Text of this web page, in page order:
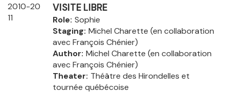
2010-20
11
VISITE LIBRE
Role Sophie
Staging Michel Charette (en collaboration
avec François Chénier)
Author Michel Charette (en collaboration
avec François Chénier)
Theater Théâtre des Hirondelles et
tournée québécoise